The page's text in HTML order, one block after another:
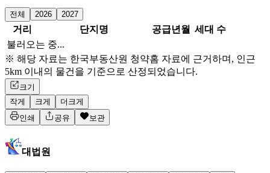
전체 2026 2027
거리 단지명 공급년월 세대 수
불러오는 중...
※ 해당 자료는 한국부동산원 청약홈 자료에 근거하며, 인근
5km 이내의 물건을 기준으로 산정되었습니다.
크기
작게
크게
더크게
인쇄
공유 보관
대법원